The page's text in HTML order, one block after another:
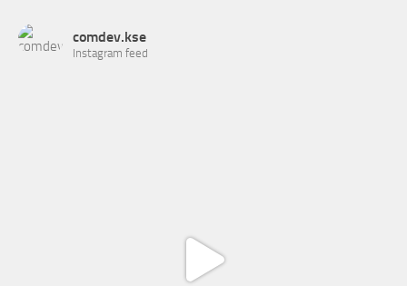
comdev.kse
Instagram feed